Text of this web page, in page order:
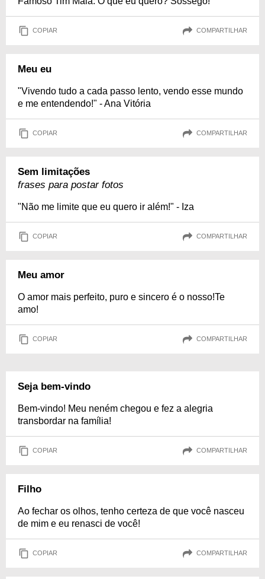
COPIAR COMPARTILHAR
Meu eu
"Vivendo tudo a cada passo lento, vendo esse mundo
e me entendendo!" - Ana Vitória
COPIAR COMPARTILHAR
Sem limitações
frases para postar fotos
"Não me limite que eu quero ir além!" - Iza
COPIAR COMPARTILHAR
Meu amor
O amor mais perfeito, puro e sincero é o nosso!Te
amo!
COPIAR COMPARTILHAR
Seja bem-vindo
Bem-vindo! Meu neném chegou e fez a alegria
transbordar na família!
COPIAR COMPARTILHAR
Filho
Ao fechar os olhos, tenho certeza de que você nasceu
de mim e eu renasci de você!
COPIAR COMPARTILHAR